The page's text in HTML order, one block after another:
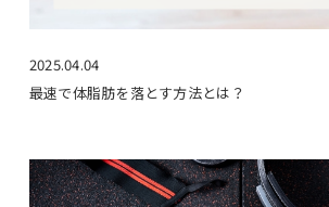
2025.04.04
最速で体脂肪を落とす方法とは？